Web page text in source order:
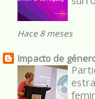
Hace 8 meses
Impacto de